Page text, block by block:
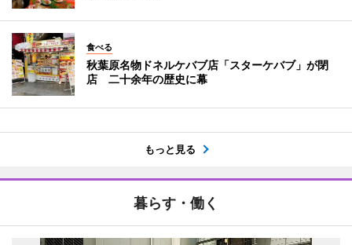
食べる
秋葉原名物ドネルケバブ店「スターケバブ」が閉
店 二十余年の歴史に幕
もっと見る
暮らす・働く